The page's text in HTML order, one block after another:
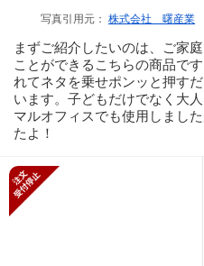
写真引用元： 株式会社 曙産業
まずご紹介したいのは、ご家
ことができるこちらの商品で
れてネタを乗せポンッと押す
います。子どもだけでなく大
マルオフィスでも使用しまし
たよ！